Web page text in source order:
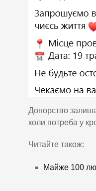
Донорство
коли потреба у
Читайте також:
Майже 100